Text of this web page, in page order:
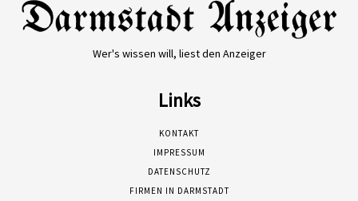
Wer's wissen will, liest den Anzeiger
Links
KONTAKT
IMPRESSUM
DATENSCHUTZ
FIRMEN IN DARMSTADT